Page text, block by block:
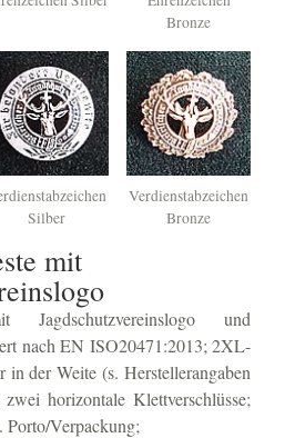
Bronze
Silber
Verdienstabzeichen
Bronze
mit
Jagdschutzvereinslogo und
nach EN ISO20471:2013; 2XL-
der Weite (s. Herstellerangaben
horizontale Klettverschlüsse;
Porto/Verpackung;